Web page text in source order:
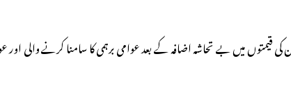
میں بے تحاشہ اضافہ کے بعد عوامی برہمی کا سامنا کرنے والی اور